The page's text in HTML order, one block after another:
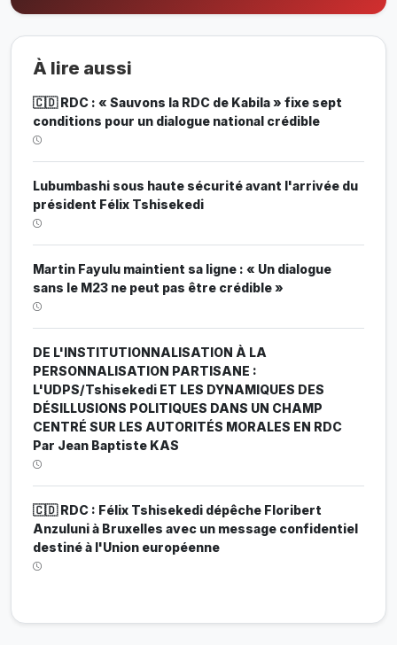
À lire aussi
🇨🇩 RDC : « Sauvons la RDC de Kabila » fixe sept
conditions pour un dialogue national crédible
Lubumbashi sous haute sécurité avant l'arrivée du
président Félix Tshisekedi
Martin Fayulu maintient sa ligne : « Un dialogue
sans le M23 ne peut pas être crédible »
DE L'INSTITUTIONNALISATION À LA
PERSONNALISATION PARTISANE :
L'UDPS/Tshisekedi ET LES DYNAMIQUES DES
DÉSILLUSIONS POLITIQUES DANS UN CHAMP
CENTRÉ SUR LES AUTORITÉS MORALES EN RDC
Par Jean Baptiste KAS
🇨🇩 RDC : Félix Tshisekedi dépêche Floribert
Anzuluni à Bruxelles avec un message confidentiel
destiné à l'Union européenne